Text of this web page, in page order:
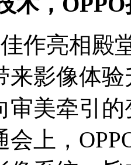
作亮相殿
来影像体
审美牵引
会上，